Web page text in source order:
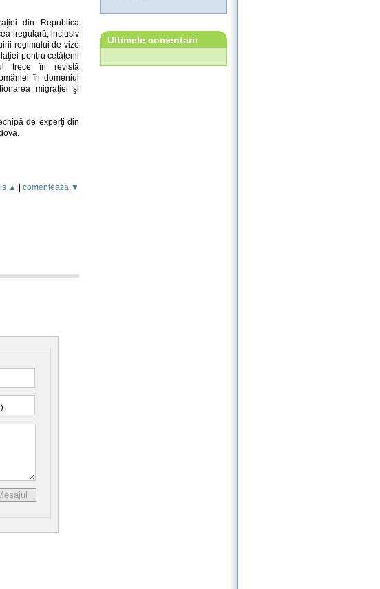
din Republica
iregulară, inclusiv
regimului de vize
pentru cetăţenii
trece în revistă
în domeniul
migraţiei şi
de experţi din
▲
comenteaza ▼
Ultimele comentarii